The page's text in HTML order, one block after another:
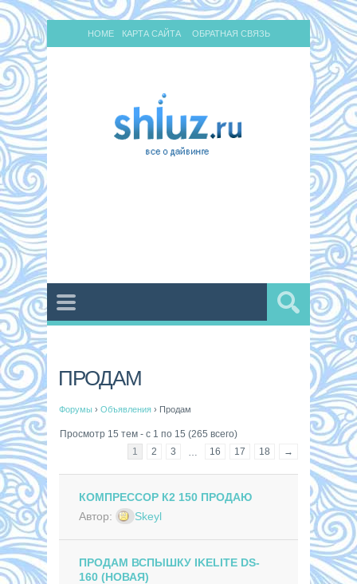
HOME КАРТА САЙТА ОБРАТНАЯ СВЯЗЬ
ПРОДАМ
Форумы › Объявления › Продам
Просмотр 15 тем - с 1 по 15 (265 всего)
1
2 3 16 17 18 →
КОМПРЕССОР К2 150 ПРОДАЮ
Автор:
Skeyl
ПРОДАМ ВСПЫШКУ IKELITE DS-
160 (НОВАЯ)